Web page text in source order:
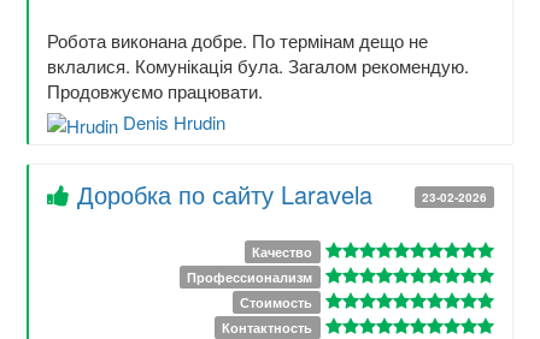
Робота виконана добре. По термінам дещо не
вклалися. Комунікація була. Загалом рекомендую.
Продовжуємо працювати.
Denis Hrudin
23-02-2026
Доробка по сайту Laravela
Качество
Профессионализм
Стоимость
Контактность